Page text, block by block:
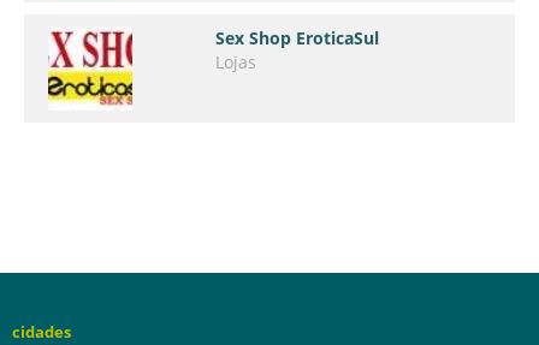
Sex Shop EroticaSul
Lojas
cidades